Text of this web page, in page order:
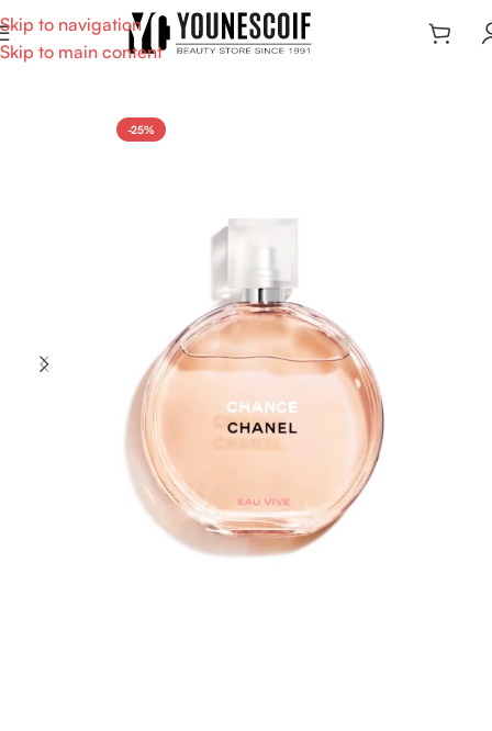
Skip to navigation
Skip to main content
-25%